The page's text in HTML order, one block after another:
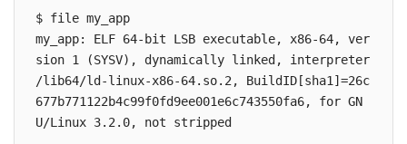
$ file my_app
my_app: ELF 64-bit LSB executable, x86-64, ver
sion 1 (SYSV), dynamically linked, interpreter
/lib64/ld-linux-x86-64.so.2, BuildID[sha1]=26c
677b771122b4c99f0fd9ee001e6c743550fa6, for GN